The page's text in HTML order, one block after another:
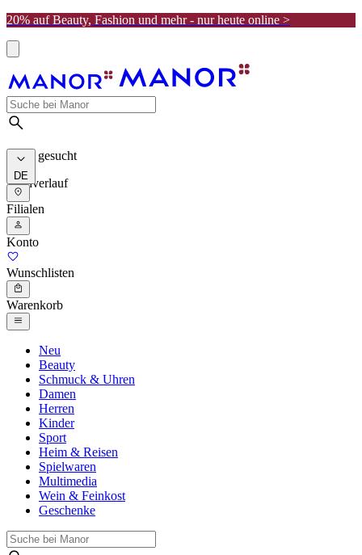
20% auf Beauty, Fashion und mehr - nur heute online >
Meist gesucht
Suchverlauf
DE
Filialen
Konto
Wunschlisten
Warenkorb
Neu
Beauty
Schmuck & Uhren
Damen
Herren
Kinder
Sport
Heim & Reisen
Spielwaren
Multimedia
Wein & Feinkost
Geschenke